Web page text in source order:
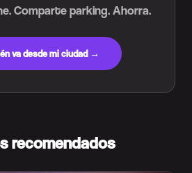
Comparte parking. Ahorra.
va desde mi ciudad →
recomendados